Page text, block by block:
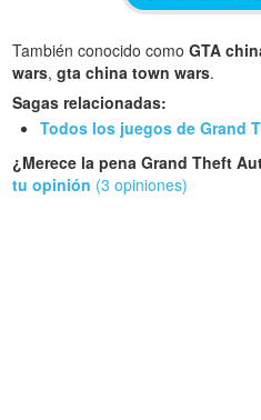
También conocido comoGTA
wars,gta china town wars.
Sagas relacionadas:
Todos los juegos de Grand
¿Merece la pena Grand Theft
tu opinión (3 opiniones)